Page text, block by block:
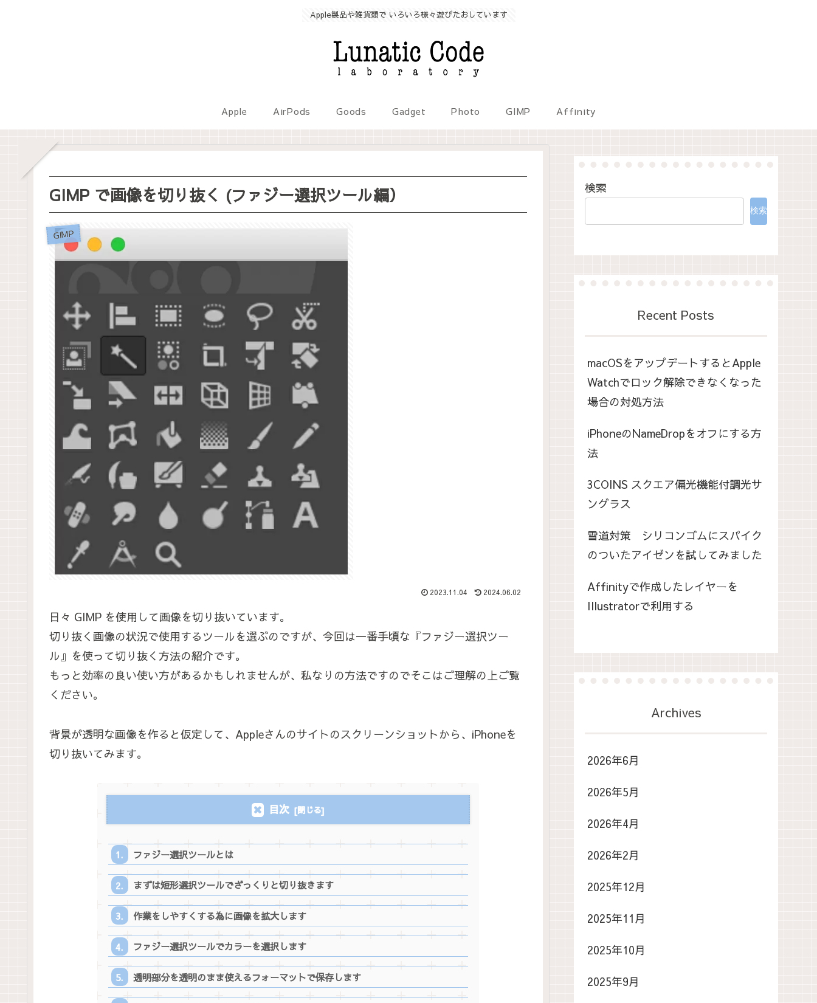
Apple製品や雑貨類で いろいろ様々遊びたおしています
Apple AirPods Goods Gadget Photo GIMP Affinity
GIMP で画像を切り抜く (ファジー選択ツール編）
GIMP
2023.11.04 2024.06.02
日々 GIMP を使用して画像を切り抜いています。
切り抜く画像の状況で使用するツールを選ぶのですが、今回は一番手頃な『ファジー選択ツー
ル』を使って切り抜く方法の紹介です。
もっと効率の良い使い方があるかもしれませんが、私なりの方法ですのでそこはご理解の上ご覧
ください。
背景が透明な画像を作ると仮定して、Appleさんのサイトのスクリーンショットから、iPhoneを
切り抜いてみます。
目次
ファジー選択ツールとは
まずは短形選択ツールでざっくりと切り抜きます
作業をしやすくする為に画像を拡大します
ファジー選択ツールでカラーを選択します
透明部分を透明のまま使えるフォーマットで保存します
検索
検索
Recent Posts
macOSをアップデートするとApple
Watchでロック解除できなくなった
場合の対処方法
iPhoneのNameDropをオフにする方
法
3COINS スクエア偏光機能付調光サ
ングラス
雪道対策 シリコンゴムにスパイク
のついたアイゼンを試してみました
Affinityで作成したレイヤーを
Illustratorで利用する
Archives
2026年6月
2026年5月
2026年4月
2026年2月
2025年12月
2025年11月
2025年10月
2025年9月